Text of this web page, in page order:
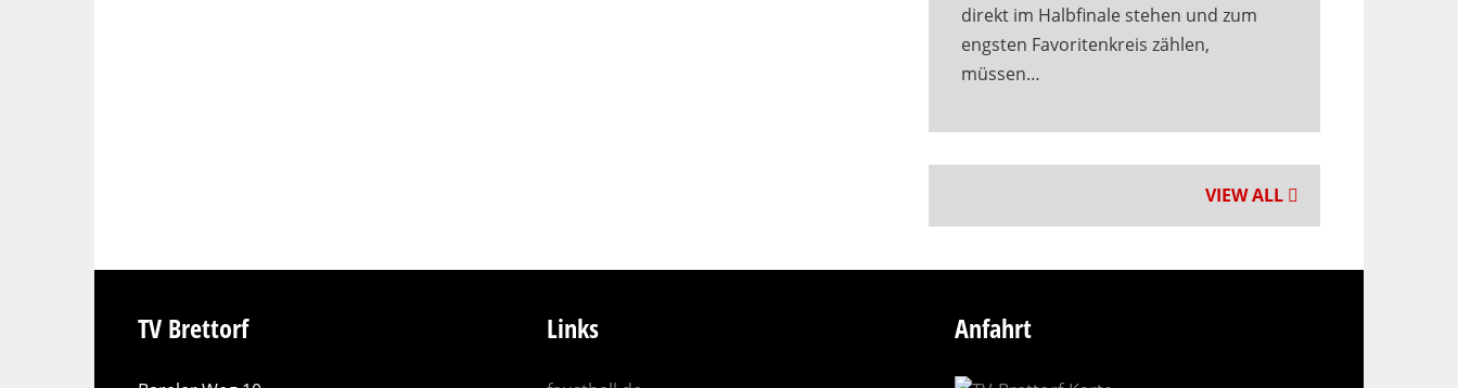
direkt im Halbfinale stehen und zum
engsten Favoritenkreis zählen,
müssen…
VIEW ALL
TV Brettorf Links Anfahrt